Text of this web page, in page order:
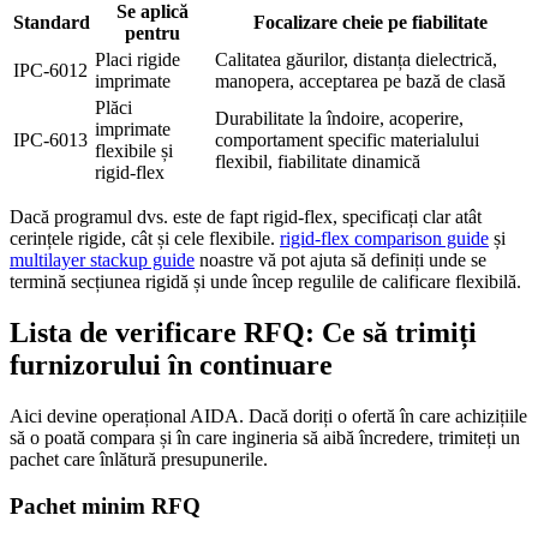
Standard
Se aplică
pentru
Focalizare cheie pe fiabilitate
IPC-6012
Placi rigide
imprimate
Calitatea găurilor, distanța dielectrică,
manopera, acceptarea pe bază de clasă
IPC-6013
Plăci
imprimate
flexibile și
rigid-flex
Durabilitate la îndoire, acoperire,
comportament specific materialului
flexibil, fiabilitate dinamică
Dacă programul dvs. este de fapt rigid-flex, specificați clar atât
cerințele rigide, cât și cele flexibile. rigid-flex comparison guide și
multilayer stackup guide noastre vă pot ajuta să definiți unde se
termină secțiunea rigidă și unde încep regulile de calificare flexibilă.
Lista de verificare RFQ: Ce să trimiți
furnizorului în continuare
Aici devine operațional AIDA. Dacă doriți o ofertă în care achizițiile
să o poată compara și în care ingineria să aibă încredere, trimiteți un
pachet care înlătură presupunerile.
Pachet minim RFQ